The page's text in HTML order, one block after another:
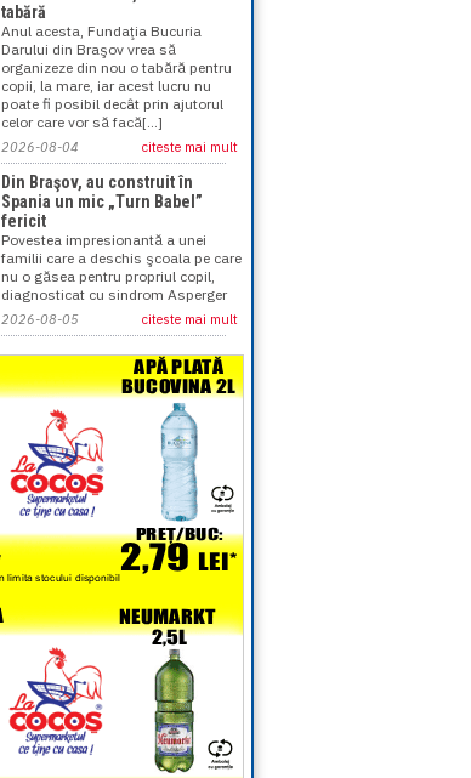
tabără
Anul acesta, Fundaţia Bucuria
Darului din Braşov vrea să
organizeze din nou o tabără pentru
copii, la mare, iar acest lucru nu
poate fi posibil decât prin ajutorul
celor care vor să facă[...]
2026-08-04 citeste mai mult
Din Braşov, au construit în
Spania un mic „Turn Babel”
fericit
Povestea impresionantă a unei
familii care a deschis şcoala pe care
nu o găsea pentru propriul copil,
diagnosticat cu sindrom Asperger
2026-08-05 citeste mai mult